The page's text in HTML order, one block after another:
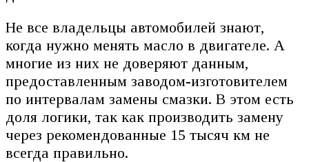
Не все владельцы автомобилей знают,
когда нужно менять масло в двигателе. А
многие из них не доверяют данным,
предоставленным заводом-изготовителем
по интервалам замены смазки. В этом есть
доля логики, так как производить замену
через рекомендованные 15 тысяч км не
всегда правильно.